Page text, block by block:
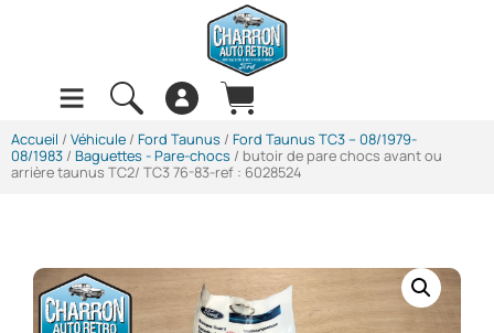
Accueil / Véhicule / Ford Taunus / Ford Taunus TC3 -- 08/1979-
08/1983 / Baguettes - Pare-chocs / butoir de pare chocs avant ou
arrière taunus TC2/ TC3 76-83-ref : 6028524